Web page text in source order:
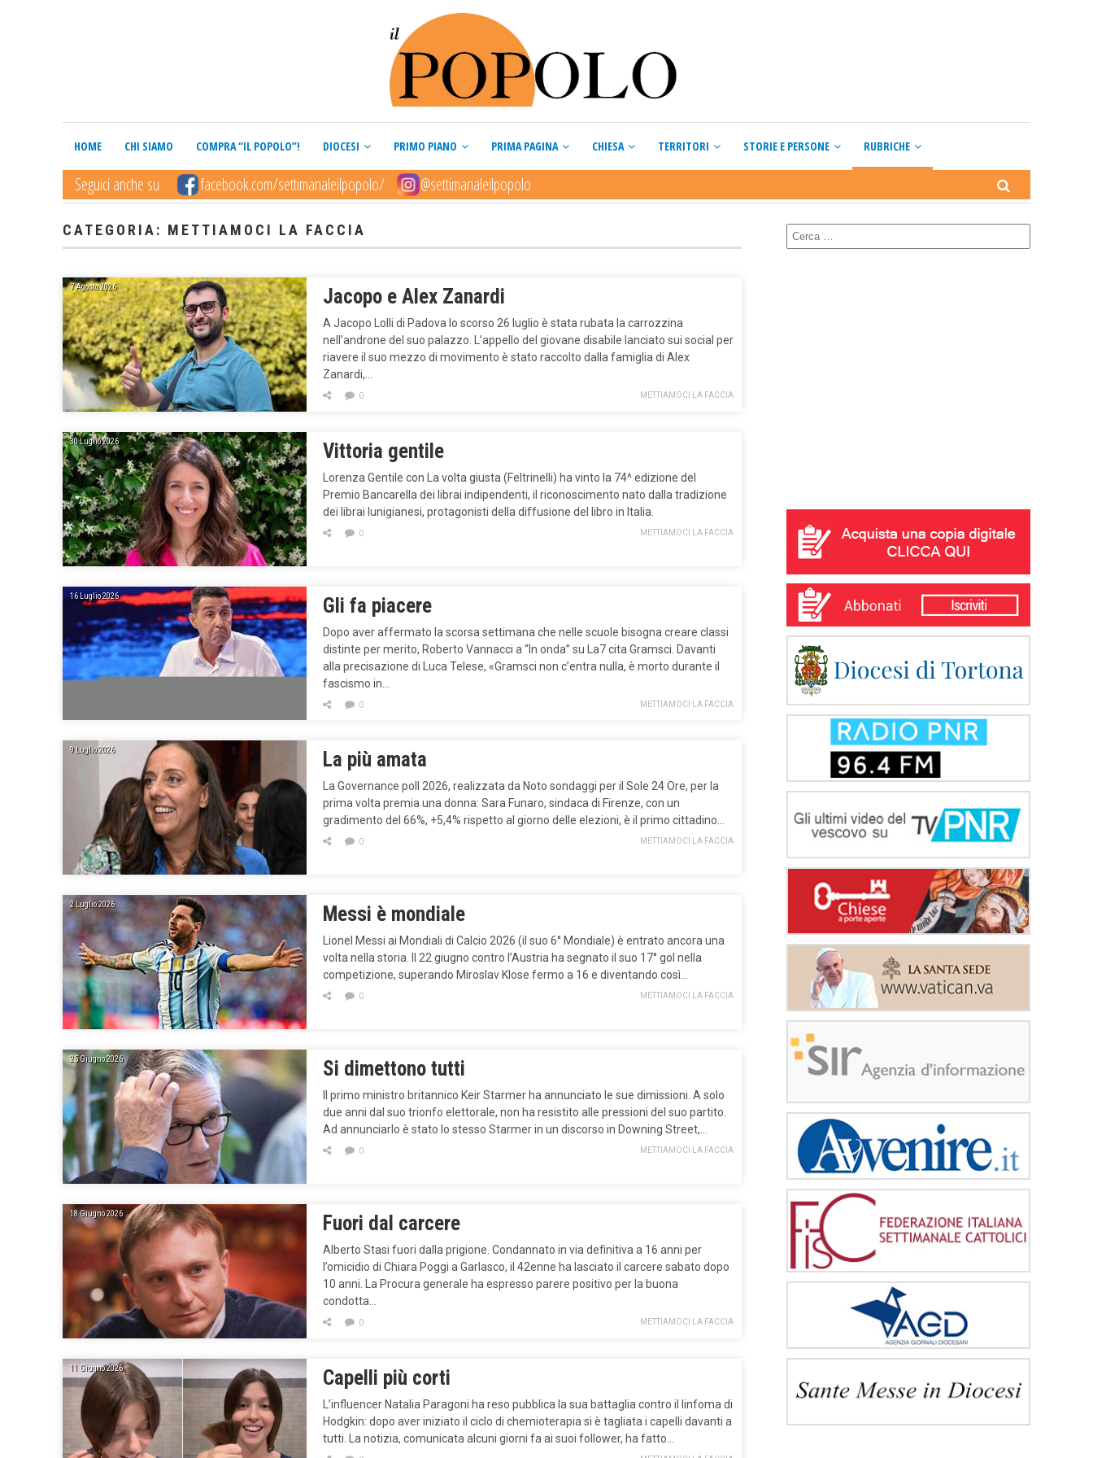
HOME CHI SIAMO COMPRA “IL POPOLO”! DIOCESI PRIMO PIANO PRIMA PAGINA CHIESA TERRITORI STORIE E PERSONE RUBRICHE
Seguici anche su facebook.com/settimanaleilpopolo/ @settimanaleilpopolo
CATEGORIA: METTIAMOCI LA FACCIA
7 Agosto 2026 Jacopo e Alex Zanardi
A Jacopo Lolli di Padova lo scorso 26 luglio è stata rubata la carrozzina
nell’androne del suo palazzo. L’appello del giovane disabile lanciato sui social per
riavere il suo mezzo di movimento è stato raccolto dalla famiglia di Alex
Zanardi,…
METTIAMOCI LA FACCIA
0
30 Luglio 2026 Vittoria gentile
Lorenza Gentile con La volta giusta (Feltrinelli) ha vinto la 74^ edizione del
Premio Bancarella dei librai indipendenti, il riconoscimento nato dalla tradizione
dei librai lunigianesi, protagonisti della diffusione del libro in Italia.
METTIAMOCI LA FACCIA
0
16 Luglio 2026 Gli fa piacere
Dopo aver affermato la scorsa settimana che nelle scuole bisogna creare classi
distinte per merito, Roberto Vannacci a “In onda” su La7 cita Gramsci. Davanti
alla precisazione di Luca Telese, «Gramsci non c’entra nulla, è morto durante il
fascismo in…
METTIAMOCI LA FACCIA
0
9 Luglio 2026 La più amata
La Governance poll 2026, realizzata da Noto sondaggi per il Sole 24 Ore, per la
prima volta premia una donna: Sara Funaro, sindaca di Firenze, con un
gradimento del 66%, +5,4% rispetto al giorno delle elezioni, è il primo cittadino…
METTIAMOCI LA FACCIA
0
2 Luglio 2026 Messi è mondiale
Lionel Messi ai Mondiali di Calcio 2026 (il suo 6° Mondiale) è entrato ancora una
volta nella storia. Il 22 giugno contro l’Austria ha segnato il suo 17° gol nella
competizione, superando Miroslav Klose fermo a 16 e diventando così…
METTIAMOCI LA FACCIA
0
25 Giugno 2026 Si dimettono tutti
Il primo ministro britannico Keir Starmer ha annunciato le sue dimissioni. A solo
due anni dal suo trionfo elettorale, non ha resistito alle pressioni del suo partito.
Ad annunciarlo è stato lo stesso Starmer in un discorso in Downing Street,…
METTIAMOCI LA FACCIA
0
18 Giugno 2026 Fuori dal carcere
Alberto Stasi fuori dalla prigione. Condannato in via definitiva a 16 anni per
l’omicidio di Chiara Poggi a Garlasco, il 42enne ha lasciato il carcere sabato dopo
10 anni. La Procura generale ha espresso parere positivo per la buona
condotta…
METTIAMOCI LA FACCIA
0
11 Giugno 2026 Capelli più corti
L’influencer Natalia Paragoni ha reso pubblica la sua battaglia contro il linfoma di
Hodgkin: dopo aver iniziato il ciclo di chemioterapia si è tagliata i capelli davanti a
tutti. La notizia, comunicata alcuni giorni fa ai suoi follower, ha fatto…